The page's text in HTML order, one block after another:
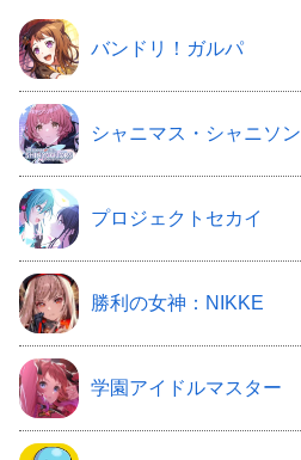
バンドリ！ガルパ
シャニマス・シャニソン
プロジェクトセカイ
勝利の女神：NIKKE
学園アイドルマスター